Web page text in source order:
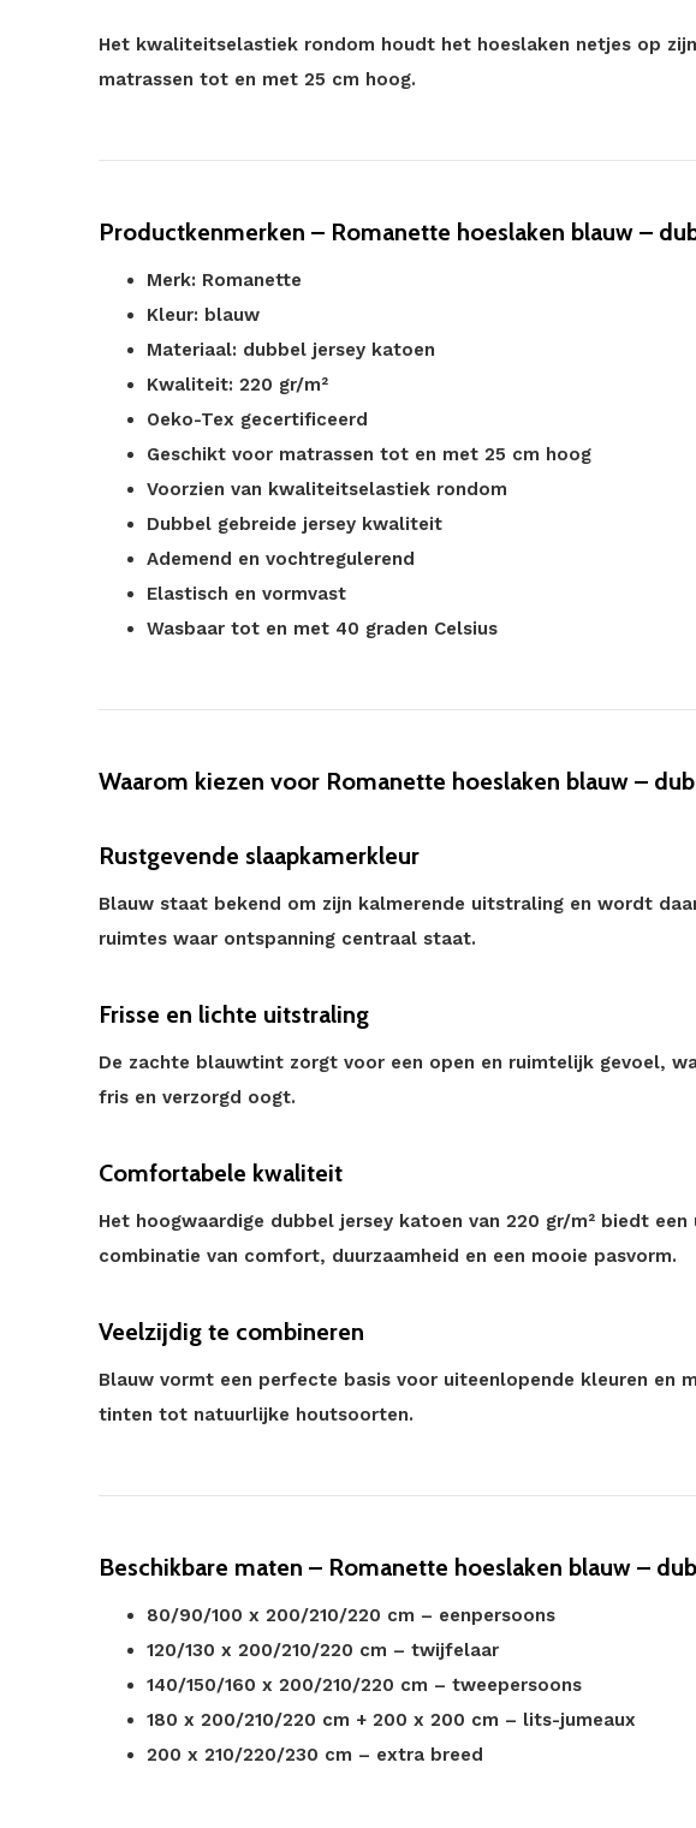
Het kwaliteitselastiek rondom houdt het hoeslaken netjes op
matrassen tot en met 25 cm hoog.
Productkenmerken – Romanette hoeslaken blauw –
Merk: Romanette
Kleur: blauw
Materiaal: dubbel jersey katoen
Kwaliteit: 220 gr/m²
Oeko-Tex gecertificeerd
Geschikt voor matrassen tot en met 25 cm hoog
Voorzien van kwaliteitselastiek rondom
Dubbel gebreide jersey kwaliteit
Ademend en vochtregulerend
Elastisch en vormvast
Wasbaar tot en met 40 graden Celsius
Waarom kiezen voor Romanette hoeslaken blauw –
Rustgevende slaapkamerkleur
Blauw staat bekend om zijn kalmerende uitstraling en wordt
ruimtes waar ontspanning centraal staat.
Frisse en lichte uitstraling
De zachte blauwtint zorgt voor een open en ruimtelijk gevoel,
fris en verzorgd oogt.
Comfortabele kwaliteit
Het hoogwaardige dubbel jersey katoen van 220 gr/m² biedt een
combinatie van comfort, duurzaamheid en een mooie pasvorm.
Veelzijdig te combineren
Blauw vormt een perfecte basis voor uiteenlopende kleuren en
tinten tot natuurlijke houtsoorten.
Beschikbare maten – Romanette hoeslaken blauw –
80/90/100 x 200/210/220 cm – eenpersoons
120/130 x 200/210/220 cm – twijfelaar
140/150/160 x 200/210/220 cm – tweepersoons
180 x 200/210/220 cm + 200 x 200 cm – lits-jumeaux
200 x 210/220/230 cm – extra breed